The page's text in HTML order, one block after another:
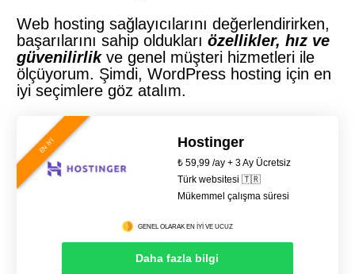
Web hosting sağlayıcılarını değerlendirirken,
başarılarını sahip oldukları özellikler, hız ve
güvenilirlikve genel müşteri hizmetleri ile
ölçüyorum. Şimdi, WordPress hosting için en
iyi seçimlere göz atalım.
EN İYİ Hostinger
₺ 59,99 /ay + 3 Ay Ücretsiz
Türk websitesi 🇹🇷
Mükemmel çalışma süresi
GENEL OLARAK EN İYİ VE UCUZ
Daha fazla bilgi